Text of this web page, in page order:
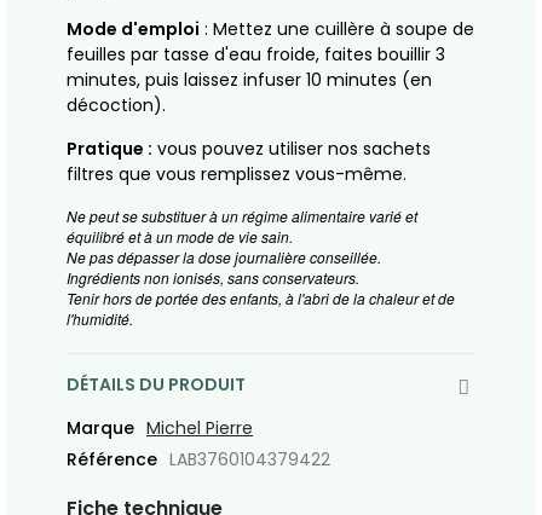
Mode d'emploi : Mettez une cuillère à soupe de
feuilles par tasse d'eau froide, faites bouillir 3
minutes, puis laissez infuser 10 minutes (en
décoction).
Pratique : vous pouvez utiliser nos sachets
filtres que vous remplissez vous-même.
Ne peut se substituer à un régime alimentaire varié et
équilibré et à un mode de vie sain.
Ne pas dépasser la dose journalière conseillée.
Ingrédients non ionisés, sans conservateurs.
Tenir hors de portée des enfants, à l'abri de la chaleur et de
l'humidité.
DÉTAILS DU PRODUIT
Marque Michel Pierre
Référence LAB3760104379422
Fiche technique